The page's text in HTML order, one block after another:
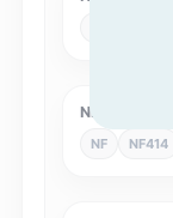
NF Heat
NF NF414